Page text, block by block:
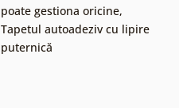
poate gestiona oricine,
Tapetul autoadeziv cu lipire
puternică